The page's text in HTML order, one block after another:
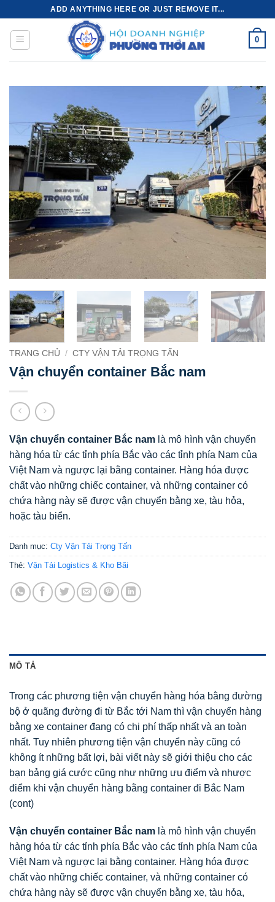
dung
ADD ANYTHING HERE OR JUST REMOVE IT...
0
TRANG CHỦ / CTY VẬN TẢI TRỌNG TẤN
Vận chuyển container Bắc nam
Vận chuyển container Bắc nam là mô hình vận chuyển
hàng hóa từ các tỉnh phía Bắc vào các tỉnh phía Nam của
Việt Nam và ngược lại bằng container. Hàng hóa được
chất vào những chiếc container, và những container có
chứa hàng này sẽ được vận chuyển bằng xe, tàu hỏa,
hoặc tàu biển.
Danh mục: Cty Vận Tải Trọng Tấn
Thẻ: Vận Tải Logistics & Kho Bãi
MÔ TẢ
Trong các phương tiện vận chuyển hàng hóa bằng đường
bộ ở quãng đường đi từ Bắc tới Nam thì vận chuyển hàng
bằng xe container đang có chi phí thấp nhất và an toàn
nhất. Tuy nhiên phương tiện vận chuyển này cũng có
không ít những bất lợi, bài viết này sẽ giới thiệu cho các
bạn bảng giá cước cũng như những ưu điểm và nhược
điểm khi vận chuyển hàng bằng container đi Bắc Nam
(cont)
Vận chuyển container Bắc nam là mô hình vận chuyển
hàng hóa từ các tỉnh phía Bắc vào các tỉnh phía Nam của
Việt Nam và ngược lại bằng container. Hàng hóa được
chất vào những chiếc container, và những container có
chứa hàng này sẽ được vận chuyển bằng xe, tàu hỏa,